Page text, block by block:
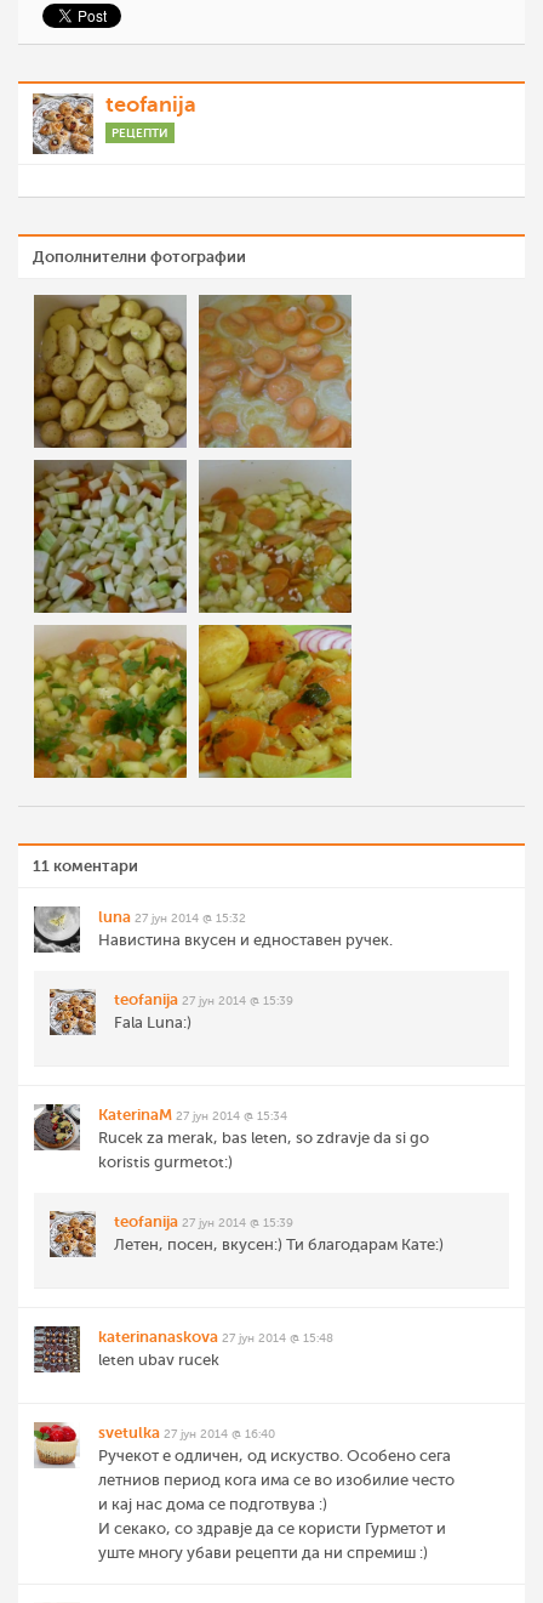
teofanija
РЕЦЕПТИ
Дополнителни фотографии
11 коментари
luna 27 јун 2014 @ 15:32
Навистина вкусен и едноставен ручек.
teofanija 27 јун 2014 @ 15:39
Fala Luna:)
KaterinaM 27 јун 2014 @ 15:34
Rucek za merak, bas leten, so zdravje da si go
koristis gurmetot:)
teofanija 27 јун 2014 @ 15:39
Летен, посен, вкусен:) Ти благодарам Кате:)
katerinanaskova 27 јун 2014 @ 15:48
leten ubav rucek
svetulka 27 јун 2014 @ 16:40
Ручекот е одличен, од искуство. Особено сега
летниов период кога има се во изобилие често
и кај нас дома се подготвува :)
И секако, со здравје да се користи Гурметот и
уште многу убави рецепти да ни спремиш :)